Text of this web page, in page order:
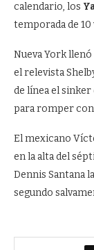
calendario, los
temporada de
Nueva York
el relevista
de línea el
para romper con
El mexicano
en la alta del
Dennis Santana
segundo